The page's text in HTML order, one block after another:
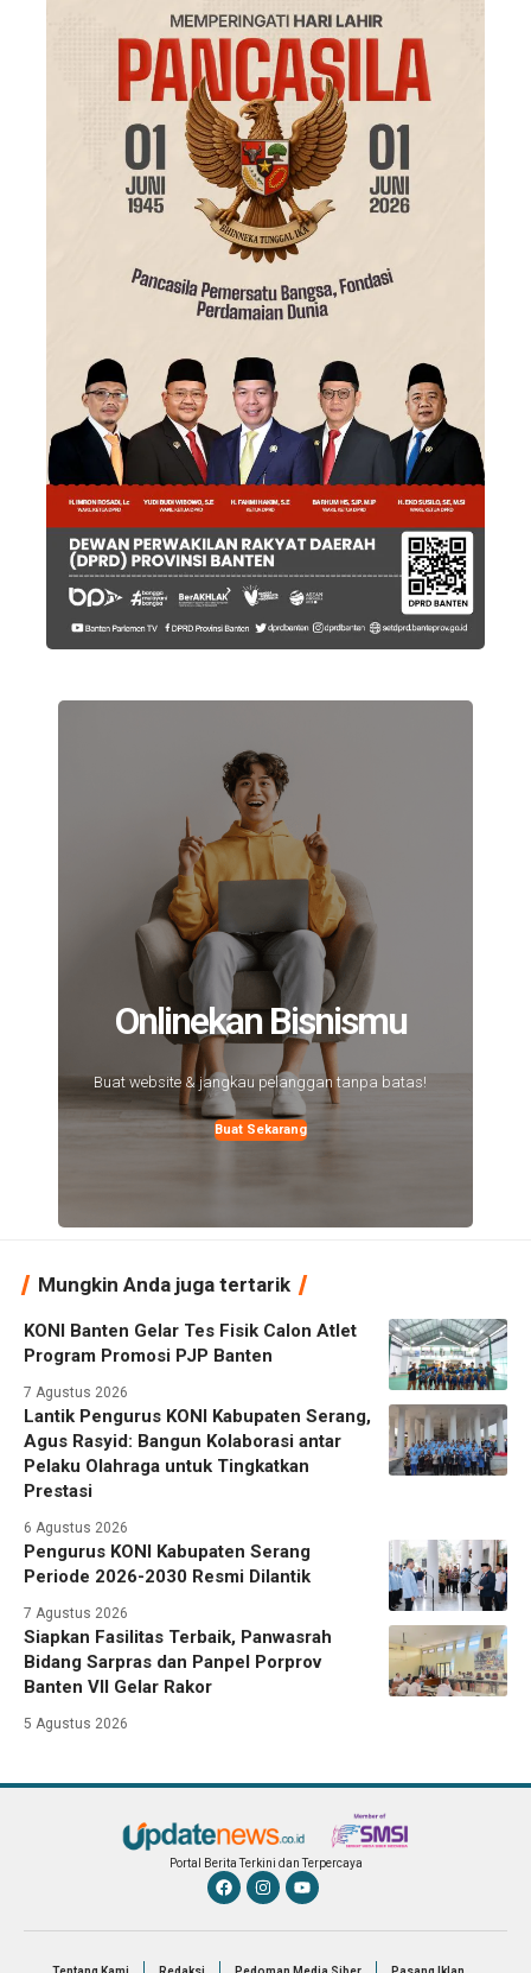
Onlinekan Bisnismu
Buat website & jangkau pelanggan tanpa batas!
Buat Sekarang
Mungkin Anda juga tertarik
KONI Banten Gelar Tes Fisik Calon Atlet
Program Promosi PJP Banten
7 Agustus 2026
Lantik Pengurus KONI Kabupaten Serang,
Agus Rasyid: Bangun Kolaborasi antar
Pelaku Olahraga untuk Tingkatkan
Prestasi
6 Agustus 2026
Pengurus KONI Kabupaten Serang
Periode 2026-2030 Resmi Dilantik
7 Agustus 2026
Siapkan Fasilitas Terbaik, Panwasrah
Bidang Sarpras dan Panpel Porprov
Banten VII Gelar Rakor
5 Agustus 2026
Portal Berita Terkini dan Terpercaya